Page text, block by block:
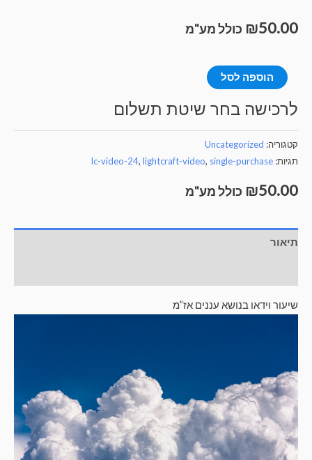
₪ כולל מע"מ
הוספה לסל
בחר שיטת תשלום
Uncategorized
lc-video-24,lightcraft-video,single-purchase
₪ כולל מע"מ
וידאו בנושא עננים אז”מ